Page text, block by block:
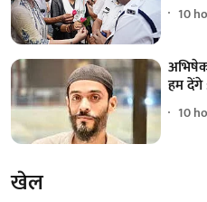
10
हम देंगे
10
खेल